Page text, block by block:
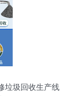
垃圾回收生产线